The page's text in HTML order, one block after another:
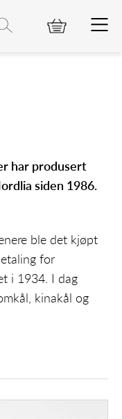
har produsert
siden 1986.
ble det kjøpt
for
i 1934. I dag
kinakål og